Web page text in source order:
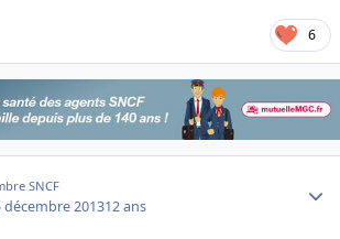
6
SNCF
décembre 201312 ans